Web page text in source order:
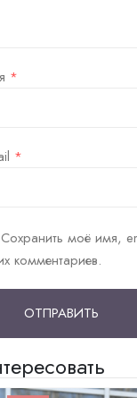
*
*
Сохранить моё имя,
комментариев.